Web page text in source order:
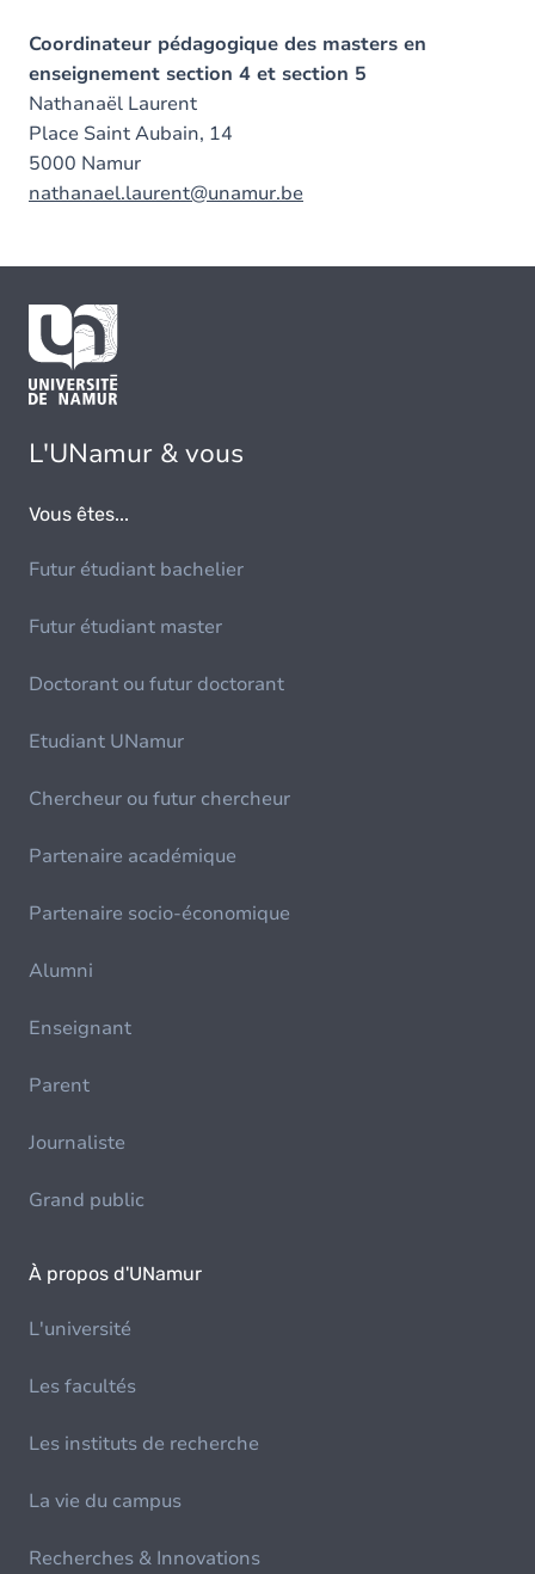
Coordinateur pédagogique des masters en
enseignement section 4 et section 5
Nathanaël Laurent
Place Saint Aubain, 14
5000 Namur
nathanael.laurent@unamur.be
L'UNamur & vous
Vous êtes...
Futur étudiant bachelier
Futur étudiant master
Doctorant ou futur doctorant
Etudiant UNamur
Chercheur ou futur chercheur
Partenaire académique
Partenaire socio-économique
Alumni
Enseignant
Parent
Journaliste
Grand public
À propos d'UNamur
L'université
Les facultés
Les instituts de recherche
La vie du campus
Recherches & Innovations